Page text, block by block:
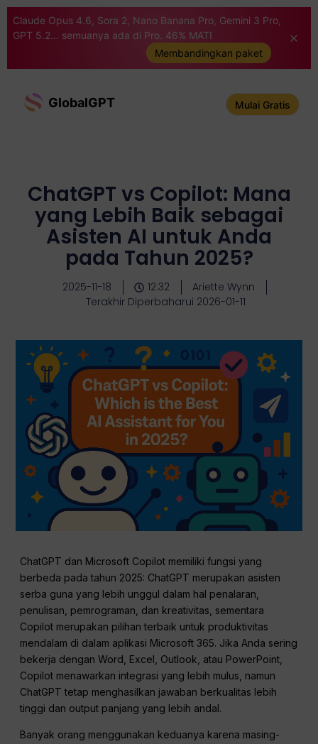
Claude Opus 4.6, Sora 2, Nano Banana Pro, Gemini 3 Pro,
GPT 5.2... semuanya ada di Pro. 46% MATI
Membandingkan paket
GlobalGPT Mulai Gratis
ChatGPT vs Copilot: Mana
yang Lebih Baik sebagai
Asisten AI untuk Anda
pada Tahun 2025?
2025-11-18 12:32
Ariette Wynn
Terakhir Diperbaharui 2026-01-11
ChatGPT dan Microsoft Copilot memiliki fungsi yang
berbeda pada tahun 2025: ChatGPT merupakan asisten
serba guna yang lebih unggul dalam hal penalaran,
penulisan, pemrograman, dan kreativitas, sementara
Copilot merupakan pilihan terbaik untuk produktivitas
mendalam di dalam aplikasi Microsoft 365. Jika Anda sering
bekerja dengan Word, Excel, Outlook, atau PowerPoint,
Copilot menawarkan integrasi yang lebih mulus, namun
ChatGPT tetap menghasilkan jawaban berkualitas lebih
tinggi dan output panjang yang lebih andal.
Banyak orang menggunakan keduanya karena masing-